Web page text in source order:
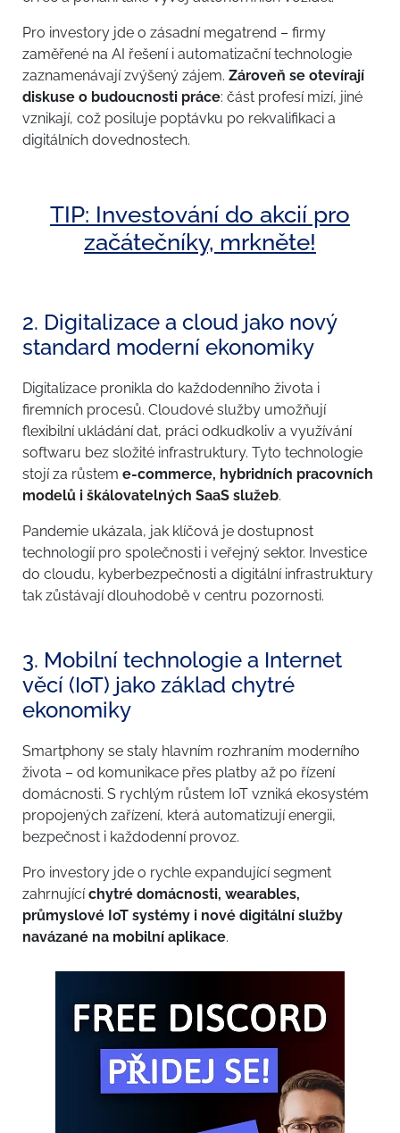
Pro investory jde o zásadní megatrend – firmy
zaměřené na AI řešení i automatizační technologie
zaznamenávají zvýšený zájem. Zároveň se otevírají
diskuse o budoucnosti práce: část profesí mizí, jiné
vznikají, což posiluje poptávku po rekvalifikaci a
digitálních dovednostech.
TIP: Investování do akcií pro
začátečníky, mrkněte!
2. Digitalizace a cloud jako nový
standard moderní ekonomiky
Digitalizace pronikla do každodenního života i
firemních procesů. Cloudové služby umožňují
flexibilní ukládání dat, práci odkudkoliv a využívání
softwaru bez složité infrastruktury. Tyto technologie
stojí za růstem e-commerce, hybridních pracovních
modelů i škálovatelných SaaS služeb.
Pandemie ukázala, jak klíčová je dostupnost
technologií pro společnosti i veřejný sektor. Investice
do cloudu, kyberbezpečnosti a digitální infrastruktury
tak zůstávají dlouhodobě v centru pozornosti.
3. Mobilní technologie a Internet
věcí (IoT) jako základ chytré
ekonomiky
Smartphony se staly hlavním rozhraním moderního
života – od komunikace přes platby až po řízení
domácnosti. S rychlým růstem IoT vzniká ekosystém
propojených zařízení, která automatizují energii,
bezpečnost i každodenní provoz.
Pro investory jde o rychle expandující segment
zahrnujícíchytré domácnosti, wearables,
průmyslové IoT systémy i nové digitální služby
navázané na mobilní aplikace.